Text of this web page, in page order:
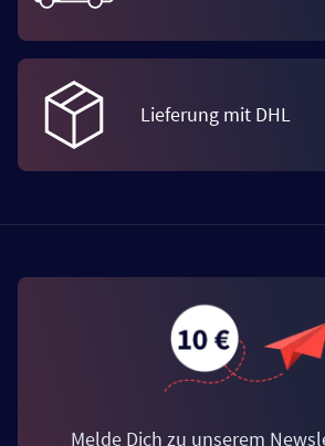
Lieferung mit DHL
Melde Dich zu unserem